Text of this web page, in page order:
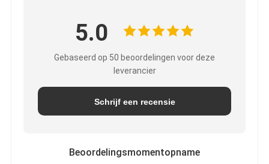
5.0
Gebaseerd op 50 beoordelingen voor deze
leverancier
Schrijf een recensie
Beoordelingsmomentopname